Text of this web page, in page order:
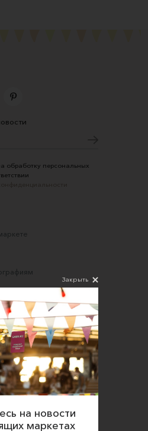
обработку персональных
услуг
Закрыть
на новости
маркетах